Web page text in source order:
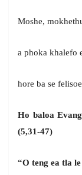
Moshe,
a phoka khalefo
hore ba se
Ho baloa
(5,31-47)
“O teng ea tla